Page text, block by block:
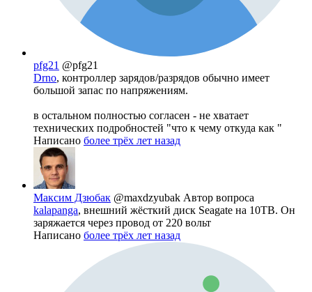
pfg21 @pfg21
Drno, контроллер зарядов/разрядов обычно имеет
большой запас по напряжениям.
в остальном полностью согласен - не хватает
технических подробностей "что к чему откуда как "
Написано более трёх лет назад
Максим Дзюбак @maxdzyubak Автор вопроса
kalapanga, внешний жёсткий диск Seagate на 10TB. Он
заряжается через провод от 220 вольт
Написано более трёх лет назад